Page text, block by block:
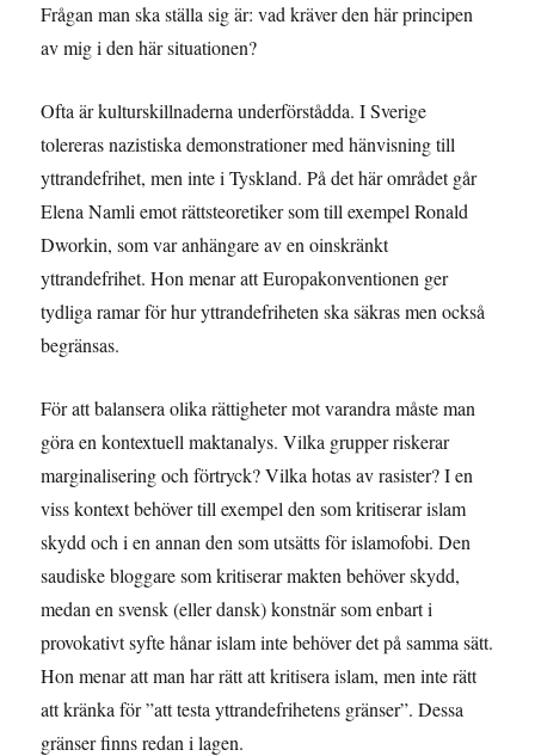
Frågan man ska ställa sig är: vad kräver den här principen
av mig i den här situationen?
Ofta är kulturskillnaderna underförstådda. I Sverige
tolereras nazistiska demonstrationer med hänvisning till
yttrandefrihet, men inte i Tyskland. På det här området går
Elena Namli emot rättsteoretiker som till exempel Ronald
Dworkin, som var anhängare av en oinskränkt
yttrandefrihet. Hon menar att Europakonventionen ger
tydliga ramar för hur yttrandefriheten ska säkras men också
begränsas.
För att balansera olika rättigheter mot varandra måste man
göra en kontextuell maktanalys. Vilka grupper riskerar
marginalisering och förtryck? Vilka hotas av rasister? I en
viss kontext behöver till exempel den som kritiserar islam
skydd och i en annan den som utsätts för islamofobi. Den
saudiske bloggare som kritiserar makten behöver skydd,
medan en svensk (eller dansk) konstnär som enbart i
provokativt syfte hånar islam inte behöver det på samma sätt.
Hon menar att man har rätt att kritisera islam, men inte rätt
att kränka för ”att testa yttrandefrihetens gränser”. Dessa
gränser finns redan i lagen.